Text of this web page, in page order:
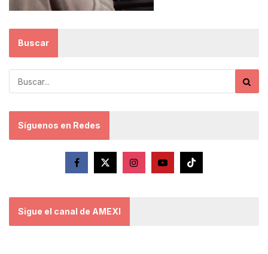
Buscar
Síguenos en Redes
Sigue el canal de AMEXI